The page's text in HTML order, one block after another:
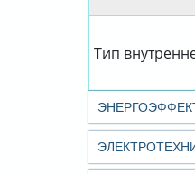
Тип